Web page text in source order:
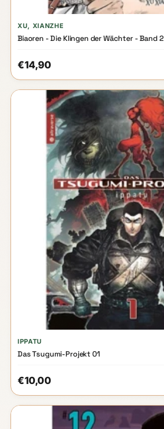
XU, XIANZHE
Biaoren - Die Klingen der Wächter - Band 2
€14,90
IPPATU
Das Tsugumi-Projekt 01
€10,00